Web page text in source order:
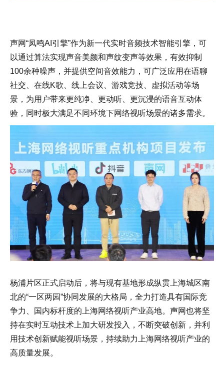
声网“凤鸣AI引擎”作为新一代实时音频技术智能引擎，可
以通过算法实现声音美颜和声纹变声等效果，有效抑制
100余种噪声，并提供空间音效能力，可广泛应用在语聊
社交、在线K歌、线上会议、游戏竞技、虚拟活动等场
景，为用户带来更纯净、更动听、更沉浸的语音互动体
验，同时极大满足不同环境下网络视听场景的诸多需求。
杨浦片区正式启动后，将与现有基地形成纵贯上海城区南
北的“一区两园”协同发展的大格局，全力打造具有国际竞
争力、国内标杆度的上海网络视听产业高地。声网也将坚
持在实时互动技术上加大研发投入，不断突破创新，并利
用技术创新赋能视听场景，持续助力上海网络视听产业的
高质量发展。